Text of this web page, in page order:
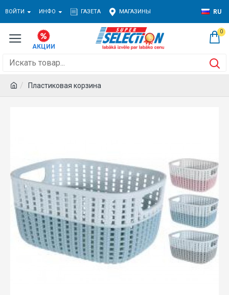
ВОЙТИ ИНФО ГАЗЕТА МАГАЗИНЫ RU
0
Пластиковая корзина